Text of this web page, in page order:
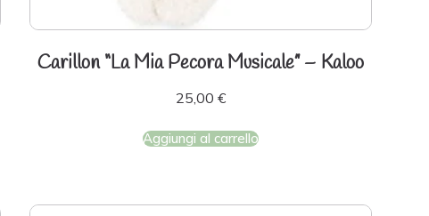
Carillon “La Mia Pecora Musicale” – Kaloo
25,00 €
Aggiungi al carrello